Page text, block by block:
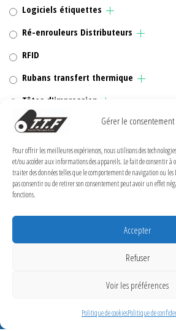
Gérer le consentement
Pour offrir les meilleures expériences, nous utilisons des
et/ou accéder aux informations des appareils. Le fait de consentir à
traiter des données telles que le comportement de navigation ou
pas consentir ou de retirer son consentement peut avoir un effet
fonctions.
Accepter
Refuser
Voir les préférences
Politique de cookiesPolitique de
Logiciels étiquettes
Ré-enrouleurs Distributeurs
RFID
Rubans transfert thermique
Têtes d'impression
MENTIONS LÉGALES
Politique de confidentialité
Conditions Générales de Vente